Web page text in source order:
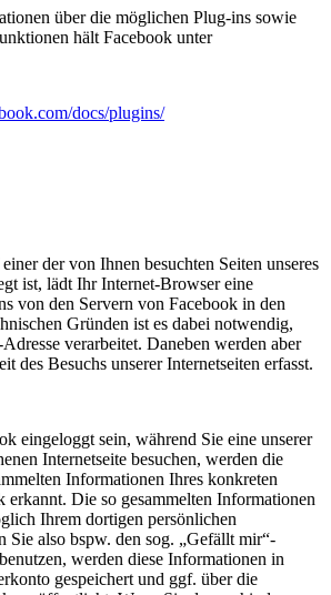
über die möglichen Plug-ins sowie
hält Facebook unter
docs/plugins/
der von Ihnen besuchten Seiten unseres
ist, lädt Ihr Internet-Browser eine
von den Servern von Facebook in den
Gründen ist es dabei notwendig,
verarbeitet. Daneben werden aber
des Besuchs unserer Internetseiten erfasst.
eingeloggt sein, während Sie eine unserer
Internetseite besuchen, werden die
Informationen Ihres konkreten
erkannt. Die so gesammelten Informationen
Ihrem dortigen persönlichen
Sie also bspw. den sog. „Gefällt mir“-
werden diese Informationen in
gespeichert und ggf. über die